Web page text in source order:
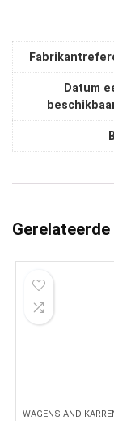
Datum
WAGENS AND